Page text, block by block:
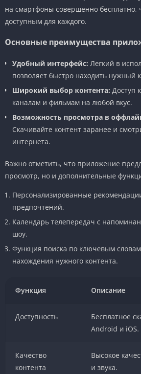
на смартфоны совершенно бесплатно,
доступным для каждого.
Основные преимущества
Удобный интерфейс: Легкий в
позволяет быстро находить нужный
Широкий выбор контента: Доступ
каналам и фильмам на любой вкус.
Возможность просмотра в
Скачивайте контент заранее и
интернета.
Важно отметить, что приложение
просмотр, но и дополнительные
Персонализированные
предпочтений.
Календарь телепередач с
шоу.
Функция поиска по ключевым
нахождения нужного контента.
Функция Описание
Доступность
Бесплатное
Android и iOS.
Качество
контента
Высокое
и звука.